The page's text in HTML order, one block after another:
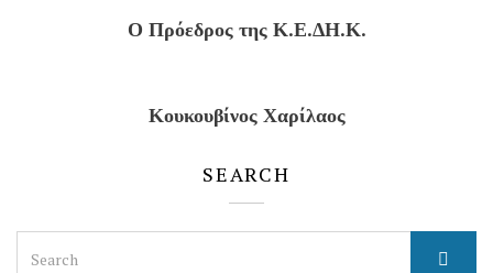
Ο Πρόεδρος της Κ.Ε.ΔΗ.Κ.
Κουκουβίνος Χαρίλαος
SEARCH
for: